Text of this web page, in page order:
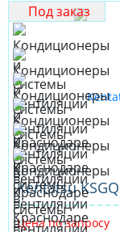
Под заказ
Kentatsu
Цена по запросу